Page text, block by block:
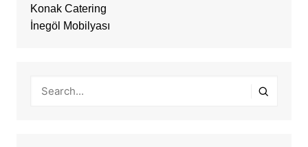
Konak Catering
İnegöl Mobilyası